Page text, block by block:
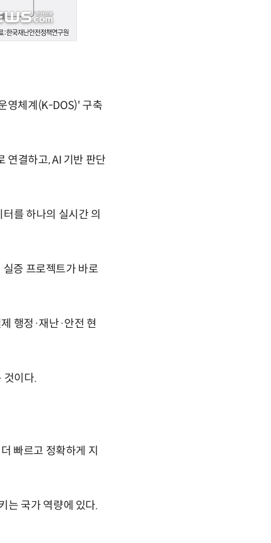
영체계(K-DOS)' 구축
결하고, AI 기반 판단
를 하나의 실시간 의
증 프로젝트가 바로
행정·재난·안전 현
것이다.
빠르고 정확하게 지
는 국가 역량에 있다.